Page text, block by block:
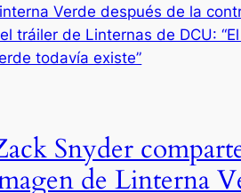
Snyder
de Linterna